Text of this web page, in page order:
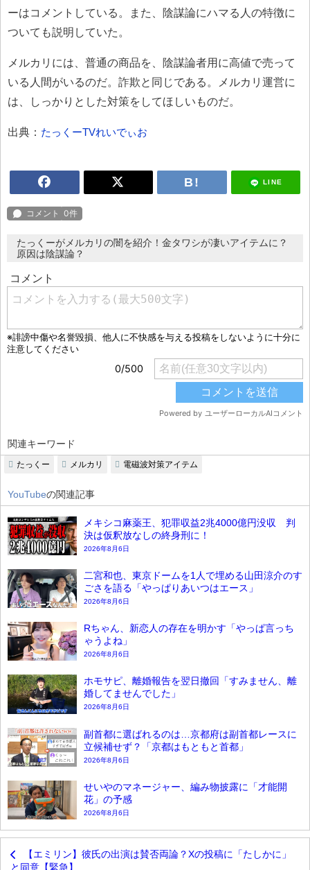
ーはコメントしている。また、陰謀論にハマる人の特徴に
ついても説明していた。
メルカリには、普通の商品を、陰謀論者用に高値で売って
いる人間がいるのだ。詐欺と同じである。メルカリ運営に
は、しっかりとした対策をしてほしいものだ。
出典： たっくーTVれいでぃお
LINE
たっくーがメルカリの闇を紹介！金タワシが凄いアイテムに？
原因は陰謀論？
関連キーワード
たっくー メルカリ 電磁波対策アイテム
YouTubeの関連記事
メキシコ麻薬王、犯罪収益2兆4000億円没収 判
決は仮釈放なしの終身刑に！
2026年8月6日
二宮和也、東京ドームを1人で埋める山田涼介のす
ごさを語る「やっぱりあいつはエース」
2026年8月6日
Rちゃん、新恋人の存在を明かす「やっぱ言っち
ゃうよね」
2026年8月6日
ホモサピ、離婚報告を翌日撤回「すみません、離
婚してませんでした」
2026年8月6日
副首都に選ばれるのは…京都府は副首都レースに
立候補せず？「京都はもともと首都」
2026年8月6日
せいやのマネージャー、編み物披露に「才能開
花」の予感
2026年8月6日
【エミリン】彼氏の出演は賛否両論？Xの投稿に「たしかに」
と同意【緊急】